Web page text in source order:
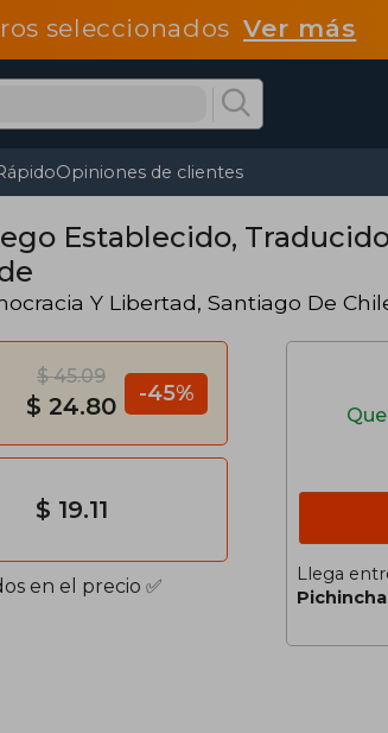
seleccionadosVer más
Opiniones de clientes
Establecido,
Y Libertad, Santiago De
$ 45.09
$ 24.80 -45%
$ 19.11
en el precio ✅
Llega
Pichincha